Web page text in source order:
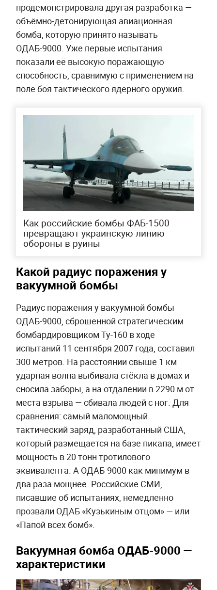
продемонстрировала другая разработка —
объёмно-детонирующая авиационная
бомба, которую принято называть
ОДАБ-9000. Уже первые испытания
показали её высокую поражающую
способность, сравнимую с применением на
поле боя тактического ядерного оружия.
Как российские бомбы ФАБ-1500
превращают украинскую линию
обороны в руины
Какой радиус поражения у
вакуумной бомбы
Радиус поражения у вакуумной бомбы
ОДАБ-9000, сброшенной стратегическим
бомбардировщиком Ту-160 в ходе
испытаний 11 сентября 2007 года, составил
300 метров. На расстоянии свыше 1 км
ударная волна выбивала стёкла в домах и
сносила заборы, а на отдалении в 2290 м от
места взрыва — сбивала людей с ног. Для
сравнения: самый маломощный
тактический заряд, разработанный США,
который размещается на базе пикапа, имеет
мощность в 20 тонн тротилового
эквивалента. А ОДАБ-9000 как минимум в
два раза мощнее. Российские СМИ,
писавшие об испытаниях, немедленно
прозвали ОДАБ «Кузькиным отцом» — или
«Папой всех бомб».
Вакуумная бомба ОДАБ-9000 —
характеристики